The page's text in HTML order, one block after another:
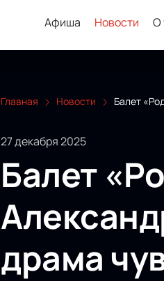
Афиша Новости О
Главная Новости Балет
27 декабря 2025
Балет
драма